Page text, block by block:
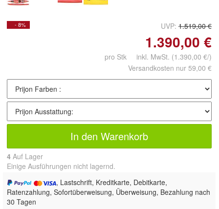
- 8% UVP: 1.519,00 €
1.390,00 €
pro Stk inkl. MwSt. (1.390,00 €/)
Versandkosten nur 59,00 €
In den Warenkorb
4 Auf Lager
Einige Ausführungen nicht lagernd.
, Lastschrift, Kreditkarte, Debitkarte,
Ratenzahlung, Sofortüberweisung, Überweisung, Bezahlung nach
30 Tagen